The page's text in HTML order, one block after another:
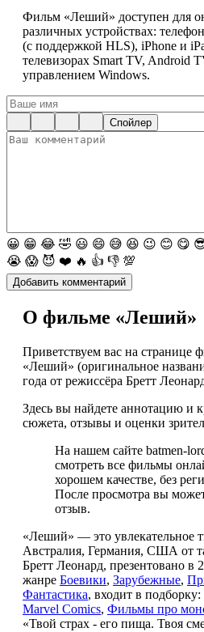
Фильм «Леший» доступен для
различных устройствах:
(с поддержкой HLS), iPhone и
телевизорах Smart TV, Android
управлением Windows.
Спойлер
😀 😁 😂 🤣 😃 😄 😅 😆 😉 😊 😋
😭 😱 😈 ❤️ 🔥 👍 👎 💯
О фильме «Леший»
Приветствуем вас на странице
«Леший» (оригинальное
года от режиссёра Бретт
Здесь вы найдете аннотацию и
сюжета, отзывы и оценки
На нашем сайте batmen-
смотреть все фильмы
хорошем качестве, без
После просмотра вы
отзыв.
«Леший» — это увлекательное
Австралия, Германия, США от
Бретт Леонард, презентовано в
жанре Боевики, Зарубежные,
Фантастика, входит в подборку:
Marvel Comics, Фильмы про
«Твой страх - его пища. Твоя